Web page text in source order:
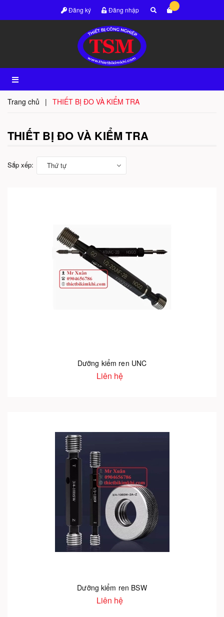
Đăng ký Đăng nhập
Trang chủ | THIẾT BỊ ĐO VÀ KIỂM TRA
THIẾT BỊ ĐO VÀ KIỂM TRA
Sắp xếp: Thứ tự
Dưỡng kiểm ren UNC
Liên hệ
Dưỡng kiểm ren BSW
Liên hệ